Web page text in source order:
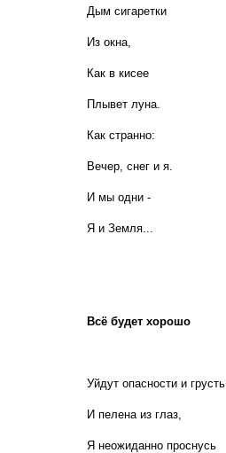
Дым сигаретки
Из окна,
Как в кисее
Плывет луна.
Как странно:
Вечер, снег и я.
И мы одни -
Я и Земля...
Всё будет хорошо
Уйдут опасности и грусть
И пелена из глаз,
Я неожиданно проснусь